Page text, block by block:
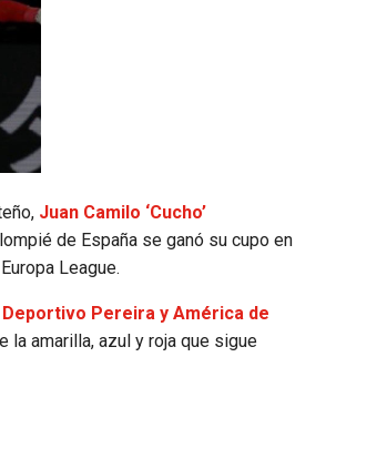
Juan Camilo ‘Cucho’
de España se ganó su cupo en
League.
Deportivo Pereira y América de
la amarilla, azul y roja que sigue